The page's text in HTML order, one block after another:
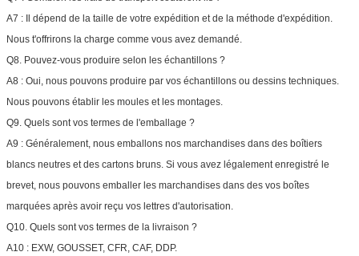
A7 : Il dépend de la taille de votre expédition et de la méthode d'expédition.
Nous t'offrirons la charge comme vous avez demandé.
Q8. Pouvez-vous produire selon les échantillons ?
A8 : Oui, nous pouvons produire par vos échantillons ou dessins techniques.
Nous pouvons établir les moules et les montages.
Q9. Quels sont vos termes de l'emballage ?
A9 : Généralement, nous emballons nos marchandises dans des boîtiers
blancs neutres et des cartons bruns. Si vous avez légalement enregistré le
brevet, nous pouvons emballer les marchandises dans des vos boîtes
marquées après avoir reçu vos lettres d'autorisation.
Q10. Quels sont vos termes de la livraison ?
A10 : EXW, GOUSSET, CFR, CAF, DDP.